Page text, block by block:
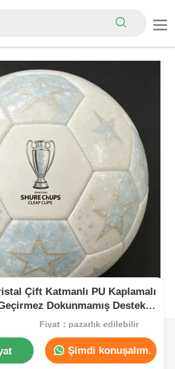
Çift Katmanlı PU Kaplamalı
Dokunmamış Destekli
DesenliFiyat：pazarlık edilebilir
Şimdi konuşalım.